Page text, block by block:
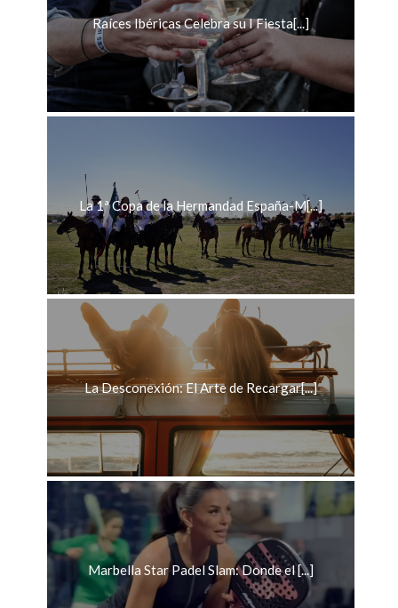
Raíces Ibéricas Celebra su I Fiesta[...]
La 1ª Copa de la Hermandad España-M[...]
La Desconexión: El Arte de Recargar[...]
Marbella Star Padel Slam: Donde el [...]